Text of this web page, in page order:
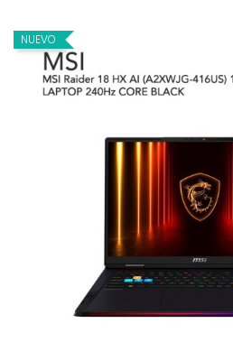
NUEVO